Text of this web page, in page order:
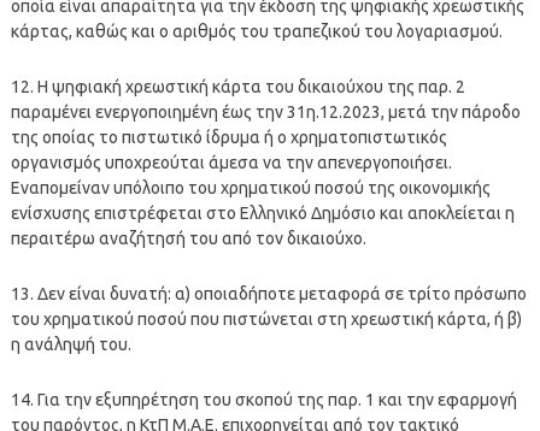
οποία είναι απαραίτητα για την έκδοση της ψηφιακής χρεωστικής
κάρτας, καθώς και ο αριθμός του τραπεζικού του λογαριασμού.
12. Η ψηφιακή χρεωστική κάρτα του δικαιούχου της παρ. 2
παραμένει ενεργοποιημένη έως την 31η.12.2023, μετά την πάροδο
της οποίας το πιστωτικό ίδρυμα ή ο χρηματοπιστωτικός
οργανισμός υποχρεούται άμεσα να την απενεργοποιήσει.
Εναπομείναν υπόλοιπο του χρηματικού ποσού της οικονομικής
ενίσχυσης επιστρέφεται στο Ελληνικό Δημόσιο και αποκλείεται η
περαιτέρω αναζήτησή του από τον δικαιούχο.
13. Δεν είναι δυνατή: α) οποιαδήποτε μεταφορά σε τρίτο πρόσωπο
του χρηματικού ποσού που πιστώνεται στη χρεωστική κάρτα, ή β)
η ανάληψή του.
14. Για την εξυπηρέτηση του σκοπού της παρ. 1 και την εφαρμογή
του παρόντος, η ΚτΠ Μ.Α.Ε. επιχορηγείται από τον τακτικό